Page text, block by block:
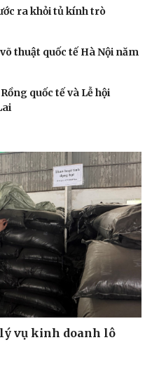
ra khỏi tủ kính trò
thuật quốc tế Hà Nội năm
quốc tế và Lễ hội
vụ kinh doanh lô